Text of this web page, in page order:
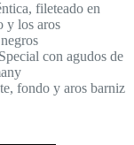
fileteado en
y los aros
con agudos de
fondo y aros barniz